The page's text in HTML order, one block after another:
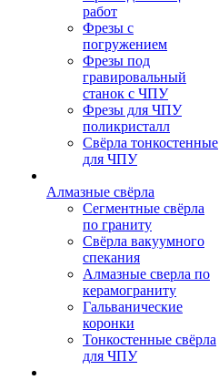
работ
Фрезы с
погружением
Фрезы под
гравировальный
станок с ЧПУ
Фрезы для ЧПУ
поликристалл
Свёрла тонкостенные
для ЧПУ
Алмазные свёрла
Сегментные свёрла
по граниту
Свёрла вакуумного
спекания
Алмазные сверла по
керамограниту
Гальванические
коронки
Тонкостенные свёрла
для ЧПУ